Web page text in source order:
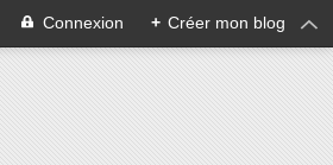
Connexion + Créer mon blog